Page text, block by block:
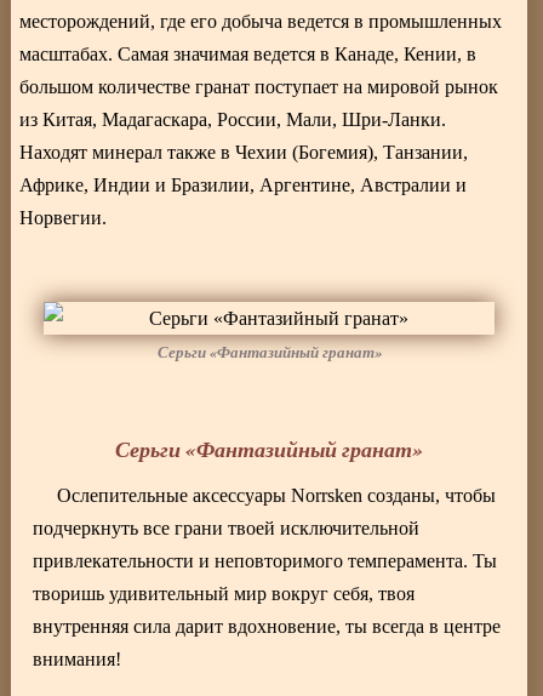
месторождений, где его добыча ведется в промышленных
масштабах. Самая значимая ведется в Канаде, Кении, в
большом количестве гранат поступает на мировой рынок
из Китая, Мадагаскара, России, Мали, Шри-Ланки.
Находят минерал также в Чехии (Богемия), Танзании,
Африке, Индии и Бразилии, Аргентине, Австралии и
Норвегии.
Серьги «Фантазийный гранат»
Серьги «Фантазийный гранат»
Ослепительные аксессуары Norrsken созданы, чтобы
подчеркнуть все грани твоей исключительной
привлекательности и неповторимого темперамента. Ты
творишь удивительный мир вокруг себя, твоя
внутренняя сила дарит вдохновение, ты всегда в центре
внимания!